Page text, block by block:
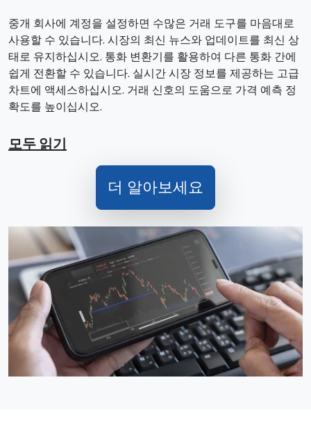
중개 회사에 계정을 설정하면 수많은 거래 도구를 마음대로
사용할 수 있습니다. 시장의 최신 뉴스와 업데이트를 최신 상
태로 유지하십시오. 통화 변환기를 활용하여 다른 통화 간에
쉽게 전환할 수 있습니다. 실시간 시장 정보를 제공하는 고급
차트에 액세스하십시오. 거래 신호의 도움으로 가격 예측 정
확도를 높이십시오.
모두 읽기
더 알아보세요